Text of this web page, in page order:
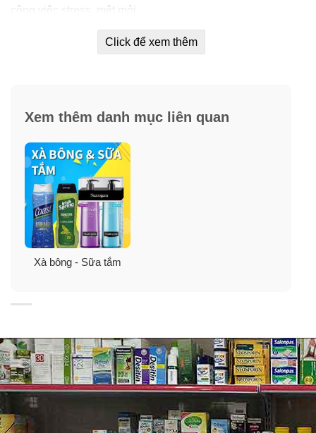
công việc stress, mệt mỏi…
Click để xem thêm
Xem thêm danh mục liên quan
Xà bông - Sữa tắm